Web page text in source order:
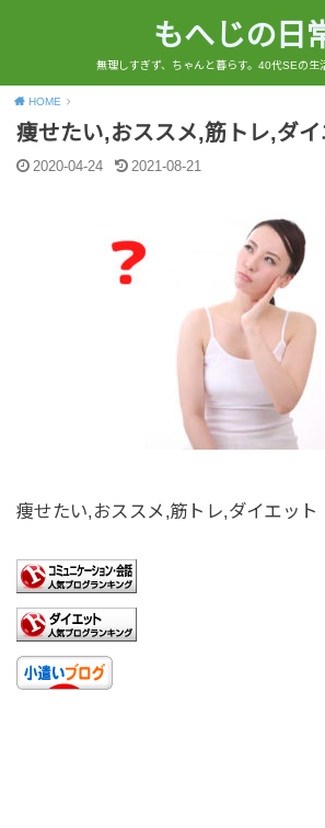
もへじの日
無理しすぎず、ちゃんと暮らす。40代SEの生
HOME
痩せたい,おススメ,筋トレ,ダイ
2020-04-24 2021-08-21
痩せたい,おススメ,筋トレ,ダイエット